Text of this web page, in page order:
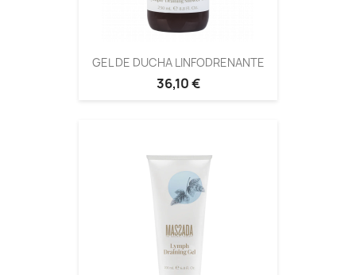
GEL DE DUCHA LINFODRENANTE
36,10 €